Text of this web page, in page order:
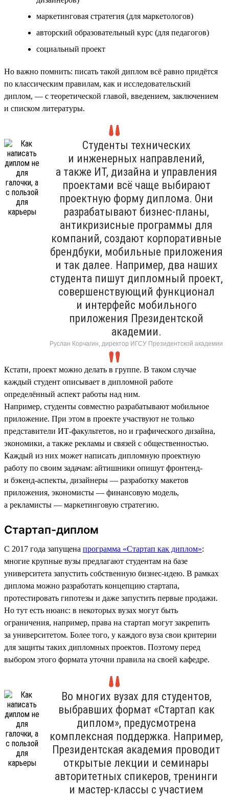
маркетинговая стратегия (для маркетологов)
авторский образовательный курс (для педагогов)
социальный проект
Но важно помнить: писать такой диплом всё равно придётся
по классическим правилам, как и исследовательский
диплом, — с теоретической главой, введением, заключением
и списком литературы.
Студенты технических
и инженерных направлений,
а также ИТ, дизайна и управления
проектами всё чаще выбирают
проектную форму диплома. Они
разрабатывают бизнес-планы,
антикризисные программы для
компаний, создают корпоративные
брендбуки, мобильные приложения
и так далее. Например, два наших
студента пишут дипломный проект,
совершенствующий функционал
и интерфейс мобильного
приложения Президентской
академии.
Руслан Корчагин, директор ИГСУ Президентской академии
Кстати, проект можно делать в группе. В таком случае
каждый студент описывает в дипломной работе
определённый аспект работы над ним.
Например, студенты совместно разрабатывают мобильное
приложение. При этом в проекте участвуют не только
представители ИТ-факультетов, но и графического дизайна,
экономики, а также рекламы и связей с общественностью.
Каждый из них может написать дипломную проектную
работу по своим задачам: айтишники опишут фронтенд-
и бэкенд-аспекты, дизайнеры — разработку макетов
приложения, экономисты — финансовую модель,
а рекламисты — маркетинговую стратегию.
Стартап-диплом
С 2017 года запущена программа «Стартап как диплом»:
многие крупные вузы предлагают студентам на базе
университета запустить собственную бизнес-идею. В рамках
диплома можно разработать концепцию стартапа,
протестировать гипотезы и даже запустить первые продажи.
Но тут есть нюанс: в некоторых вузах могут быть
ограничения, например, права на стартап могут закрепить
за университетом. Более того, у каждого вуза свои критерии
для защиты таких дипломных проектов. Поэтому перед
выбором этого формата уточни правила на своей кафедре.
Во многих вузах для студентов,
выбравших формат «Стартап как
диплом», предусмотрена
комплексная поддержка. Например,
Президентская академия проводит
открытые лекции и семинары
авторитетных спикеров, тренинги
и мастер-классы с участием